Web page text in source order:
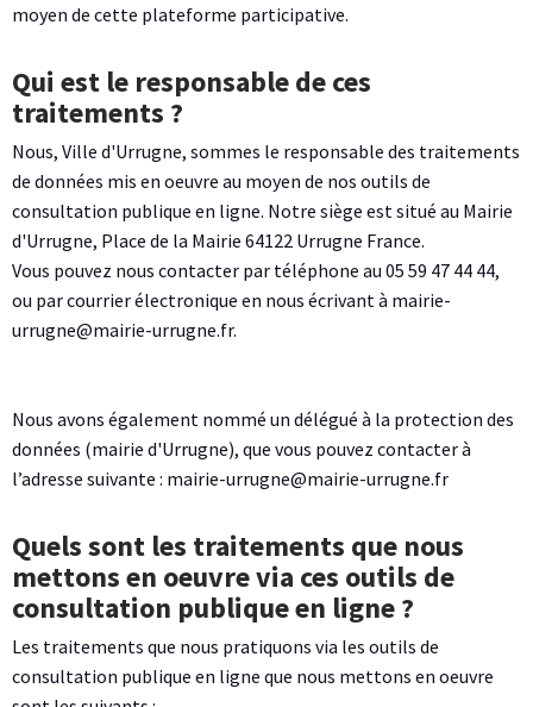
moyen de cette plateforme participative.
Qui est le responsable de ces
traitements ?
Nous, Ville d'Urrugne, sommes le responsable des traitements
de données mis en oeuvre au moyen de nos outils de
consultation publique en ligne. Notre siège est situé au Mairie
d'Urrugne, Place de la Mairie 64122 Urrugne France.
Vous pouvez nous contacter par téléphone au 05 59 47 44 44,
ou par courrier électronique en nous écrivant à mairie-
urrugne@mairie-urrugne.fr.
Nous avons également nommé un délégué à la protection des
données (mairie d'Urrugne), que vous pouvez contacter à
l’adresse suivante : mairie-urrugne@mairie-urrugne.fr
Quels sont les traitements que nous
mettons en oeuvre via ces outils de
consultation publique en ligne ?
Les traitements que nous pratiquons via les outils de
consultation publique en ligne que nous mettons en oeuvre